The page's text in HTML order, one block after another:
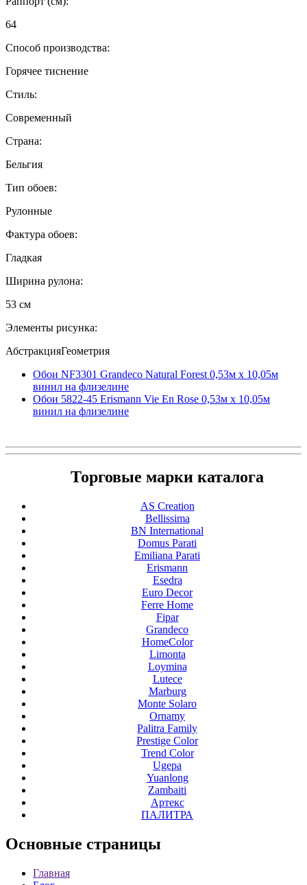
64
Способ производства:
Горячее тиснение
Стиль:
Современный
Страна:
Бельгия
Тип обоев:
Рулонные
Фактура обоев:
Гладкая
Ширина рулона:
53 см
Элементы рисунка:
АбстракцияГеометрия
Обои NF3301 Grandeco Natural Forest 0,53м x 10,05м
винил на флизелине
Обои 5822-45 Erismann Vie En Rose 0,53м x 10,05м
винил на флизелине
Торговые марки каталога
AS Creation
Bellissima
BN International
Domus Parati
Emiliana Parati
Erismann
Esedra
Euro Decor
Ferre Home
Fipar
Grandeco
HomeColor
Limonta
Loymina
Lutece
Marburg
Monte Solaro
Ornamy
Palitra Family
Prestige Color
Trend Color
Ugepa
Yuanlong
Zambaiti
Артекс
ПАЛИТРА
Основные страницы
Главная